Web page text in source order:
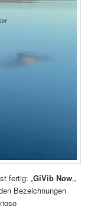
fertig: „GiVib Now„,
Bezeichnungen